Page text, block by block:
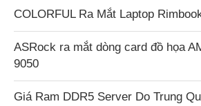
COLORFUL Ra Mắt Laptop
ASRock ra mắt dòng card đồ họa
9050
Giá Ram DDR5 Server Do Trung